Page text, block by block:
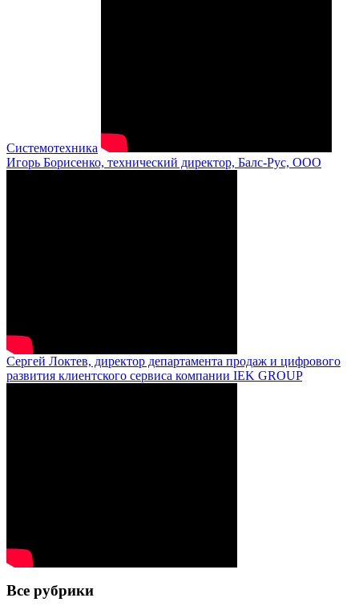
Системотехника
Игорь Борисенко, технический директор, Балс-Рус, ООО
Сергей Локтев, директор департамента продаж и цифрового
развития клиентского сервиса компании IEK GROUP
Все рубрики